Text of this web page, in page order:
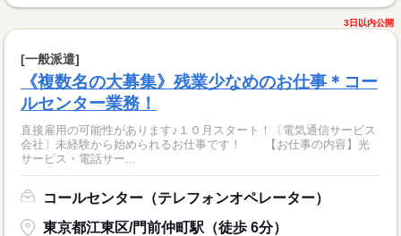
3日以内公開
[一般派遣]
《複数名の大募集》残業少なめのお仕事＊コー
ルセンター業務！
直接雇用の可能性があります♪１０月スタート！〔電気通信サービス
会社〕未経験から始められるお仕事です！ 【お仕事の内容】光
サービス・電話サー...
コールセンター（テレフォンオペレーター）
東京都江東区/門前仲町駅（徒歩 6分）